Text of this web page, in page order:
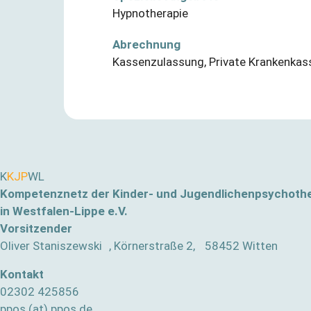
Hypnotherapie
Abrechnung
Kassenzulassung, Private
KKJPWL
Kompetenznetz der Kinder- und
in Westfalen-Lippe e.V.
Vorsitzender
Oliver Staniszewski , Körnerstraße 2, 58452 Witten
Kontakt
02302 425856